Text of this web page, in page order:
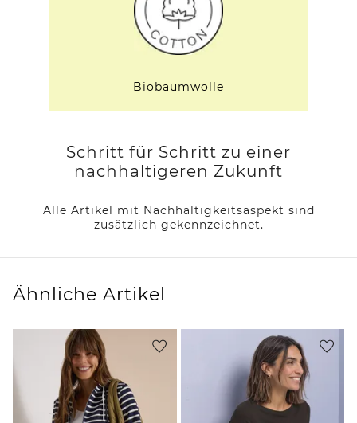
Biobaumwolle
Schritt für Schritt zu einer
nachhaltigeren Zukunft
Alle Artikel mit Nachhaltigkeitsaspekt sind
zusätzlich gekennzeichnet.
Ähnliche Artikel